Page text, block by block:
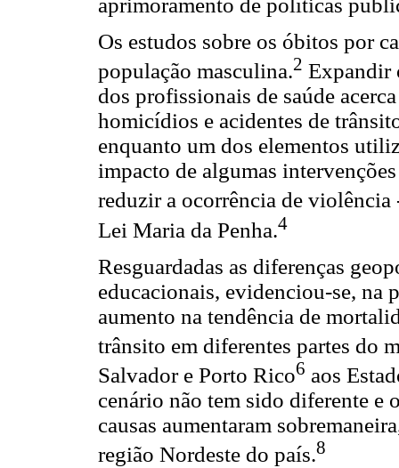
Os estudos sobre os óbitos por
população masculina.2 Expandir
dos profissionais de saúde
homicídios e acidentes de
enquanto um dos elementos
impacto de algumas
reduzir a ocorrência de
Lei Maria da Penha.4
Resguardadas as diferenças
educacionais, evidenciou-se, na
aumento na tendência de
trânsito em diferentes partes do
Salvador e Porto Rico6 aos
cenário não tem sido diferente e
causas aumentaram
região Nordeste do país.8